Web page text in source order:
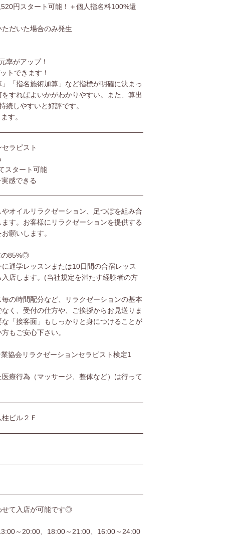
円スタート可能！＋個人指名料100%還
だいた場合のみ発生
率がアップ！
トできます！
」「指名施術加算」など指標が明確に決まっ
すればよいかがわかりやすい。また、算出
続しやすいと好評です。
す。
ラピスト
スタート可能
感できる
オイルリラクゼーション、足つぼを組み合
す。お客様にリラクゼーションを提供する
願いします。
の85%◎
通学レッスンまたは10日間の合宿レッス
店します。(当社規定を満たす経験者の方
の時間配分など、リラクゼーションの基本
く、受付の仕方や、ご挨拶からお見送りま
「接客面」もしっかりと身につけることが
もご安心下さい。
協会リラクゼーションセラピスト検定1
療行為（マッサージ、整体など）は行って
ビル２Ｆ
て入店が可能です◎
～20:00、18:00～21:00、16:00～24:00